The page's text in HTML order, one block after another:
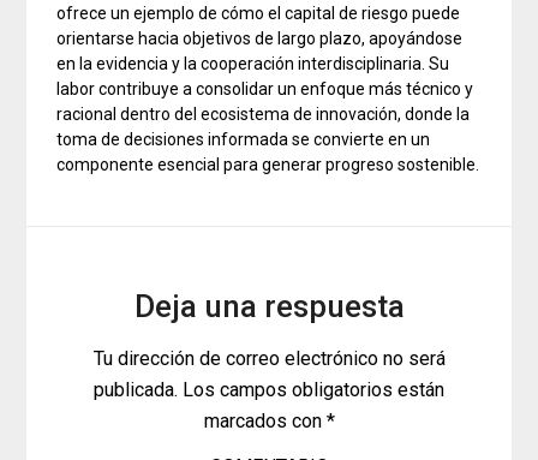
ofrece un ejemplo de cómo el capital de riesgo puede
orientarse hacia objetivos de largo plazo, apoyándose
en la evidencia y la cooperación interdisciplinaria. Su
labor contribuye a consolidar un enfoque más técnico y
racional dentro del ecosistema de innovación, donde la
toma de decisiones informada se convierte en un
componente esencial para generar progreso sostenible.
Deja una respuesta
Tu dirección de correo electrónico no será
publicada. Los campos obligatorios están
marcados con *